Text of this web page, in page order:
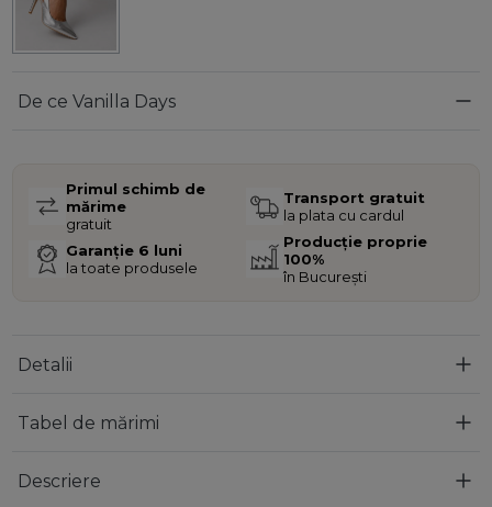
De ce Vanilla Days
Primul schimb de
mărime
gratuit
Transport gratuit
la plata cu cardul
Garanție 6 luni
la toate produsele
Producție proprie
100%
în București
Detalii
Tabel de mărimi
Descriere